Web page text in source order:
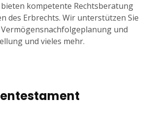
kompetente Rechtsberatung
des Erbrechts. Wir unterstützen Sie
und
und vieles mehr.